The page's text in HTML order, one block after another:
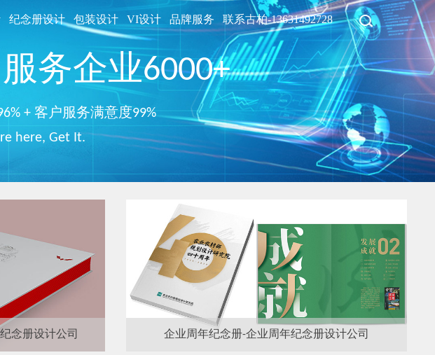
纪念册设计 包装设计 VI设计 品牌服务 联系古柏-13631492728
务企业6000+
+ 客户服务满意度99%
here, Get It.
念册设计公司 企业周年纪念册-企业周年纪念册设计公司